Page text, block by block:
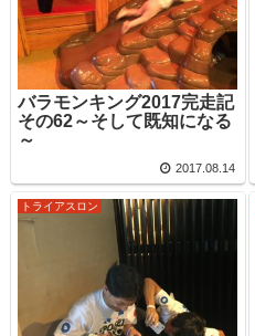
バラモンキング2017完走記
その62～そして既知になる
～
2017.08.14
トライアスロン